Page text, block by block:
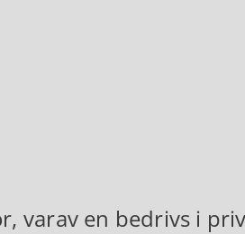
varav en bedrivs i